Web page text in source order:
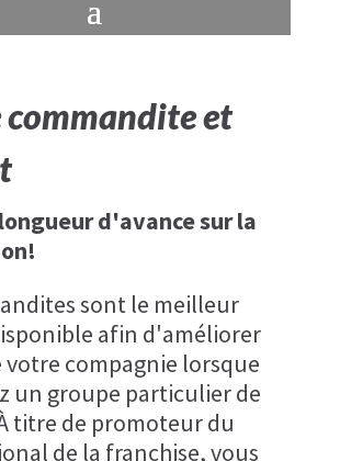
commandite et
d'avance sur la
sont le meilleur
afin d'améliorer
votre compagnie lorsque
un groupe particulier de
titre de promoteur du
de la franchise, vous